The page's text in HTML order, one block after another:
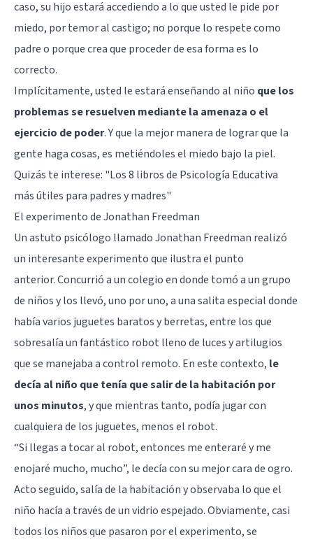
caso, su hijo estará accediendo a lo que usted le pide por
miedo, por temor al castigo; no porque lo respete como
padre o porque crea que proceder de esa forma es lo
correcto.
Implícitamente, usted le estará enseñando al niño que los
problemas se resuelven mediante la amenaza o el
ejercicio de poder. Y que la mejor manera de lograr que la
gente haga cosas, es metiéndoles el miedo bajo la piel.
Quizás te interese: "Los 8 libros de Psicología Educativa
más útiles para padres y madres"
El experimento de Jonathan Freedman
Un astuto psicólogo llamado Jonathan Freedman realizó
un interesante experimento que ilustra el punto
anterior. Concurrió a un colegio en donde tomó a un grupo
de niños y los llevó, uno por uno, a una salita especial donde
había varios juguetes baratos y berretas, entre los que
sobresalía un fantástico robot lleno de luces y artilugios
que se manejaba a control remoto. En este contexto, le
decía al niño que tenía que salir de la habitación por
unos minutos, y que mientras tanto, podía jugar con
cualquiera de los juguetes, menos el robot.
“Si llegas a tocar al robot, entonces me enteraré y me
enojaré mucho, mucho”, le decía con su mejor cara de ogro.
Acto seguido, salía de la habitación y observaba lo que el
niño hacía a través de un vidrio espejado. Obviamente, casi
todos los niños que pasaron por el experimento, se